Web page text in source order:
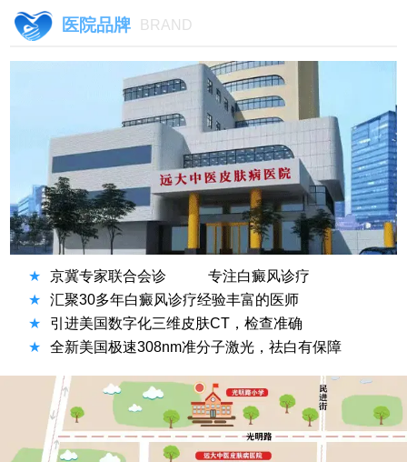
医院品牌 BRAND
★ 京冀专家联合会诊
专注白癜风诊疗
★
汇聚30多年白癜风诊疗经验丰富的医师
★
引进美国数字化三维皮肤CT，检查准确
★
全新美国极速308nm准分子激光，祛白有保障